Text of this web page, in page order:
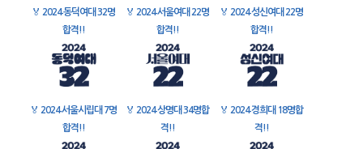
🏅 2024 동덕여대 32명
합격!!
🏅 2024 서울여대 22명
합격!!
🏅 2024 성신여대 22명
합격!!
🏅 2024 서울시립대 7명
합격!!
🏅 2024 상명대 34명합
격!!
🏅 2024 경희대 18명합
격!!